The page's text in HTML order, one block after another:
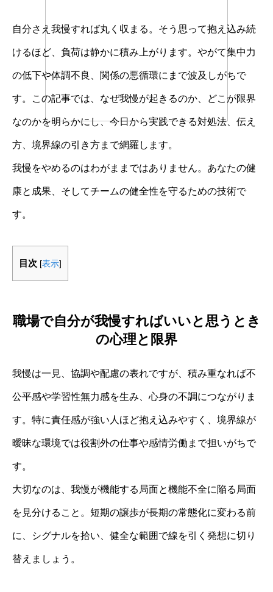
自分さえ我慢すれば丸く収まる。そう思って抱え込み続
けるほど、負荷は静かに積み上がります。やがて集中力
の低下や体調不良、関係の悪循環にまで波及しがちで
す。この記事では、なぜ我慢が起きるのか、どこが限界
なのかを明らかにし、今日から実践できる対処法、伝え
方、境界線の引き方まで網羅します。
我慢をやめるのはわがままではありません。あなたの健
康と成果、そしてチームの健全性を守るための技術で
す。
目次 [表示]
職場で自分が我慢すればいいと思うとき
の心理と限界
我慢は一見、協調や配慮の表れですが、積み重なれば不
公平感や学習性無力感を生み、心身の不調につながりま
す。特に責任感が強い人ほど抱え込みやすく、境界線が
曖昧な環境では役割外の仕事や感情労働まで担いがちで
す。
大切なのは、我慢が機能する局面と機能不全に陥る局面
を見分けること。短期の譲歩が長期の常態化に変わる前
に、シグナルを拾い、健全な範囲で線を引く発想に切り
替えましょう。